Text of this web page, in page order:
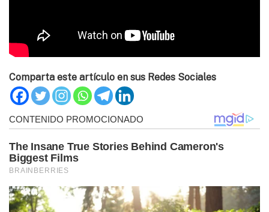
Comparta este artículo en sus Redes Sociales